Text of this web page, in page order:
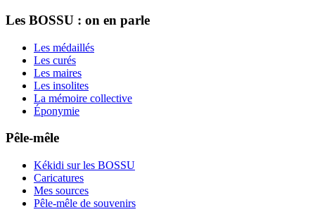
Les BOSSU : on en parle
Les médaillés
Les curés
Les maires
Les insolites
La mémoire collective
Éponymie
Pêle-mêle
Kékidi sur les BOSSU
Caricatures
Mes sources
Pêle-mêle de souvenirs